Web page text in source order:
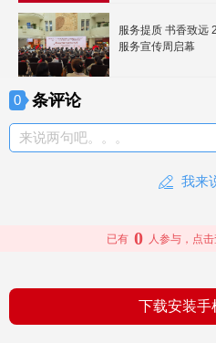
服务提质 书香致远
服务宣传周启幕
0 条评论
来说两句吧。。。
我来
已有 0 人参与，点
下载安装手